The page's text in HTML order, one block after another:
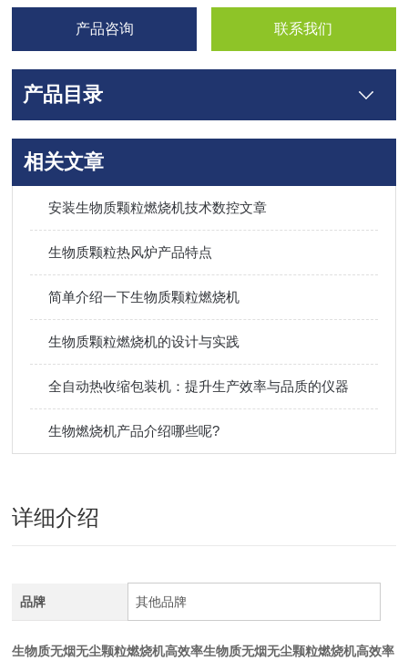
产品咨询 联系我们
产品目录
相关文章
安装生物质颗粒燃烧机技术数控文章
生物质颗粒热风炉产品特点
简单介绍一下生物质颗粒燃烧机
生物质颗粒燃烧机的设计与实践
全自动热收缩包装机：提升生产效率与品质的仪器
生物燃烧机产品介绍哪些呢?
详细介绍
品牌 其他品牌
生物质无烟无尘颗粒燃烧机高效率生物质无烟无尘颗粒燃烧机高效率